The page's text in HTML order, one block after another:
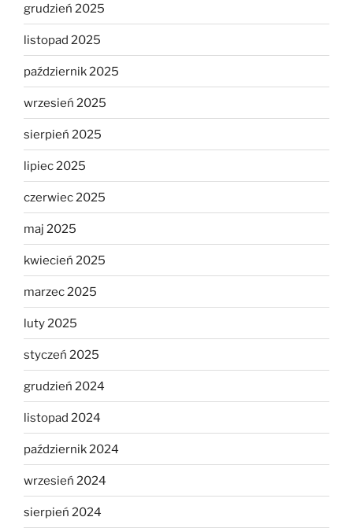
grudzień 2025
listopad 2025
październik 2025
wrzesień 2025
sierpień 2025
lipiec 2025
czerwiec 2025
maj 2025
kwiecień 2025
marzec 2025
luty 2025
styczeń 2025
grudzień 2024
listopad 2024
październik 2024
wrzesień 2024
sierpień 2024